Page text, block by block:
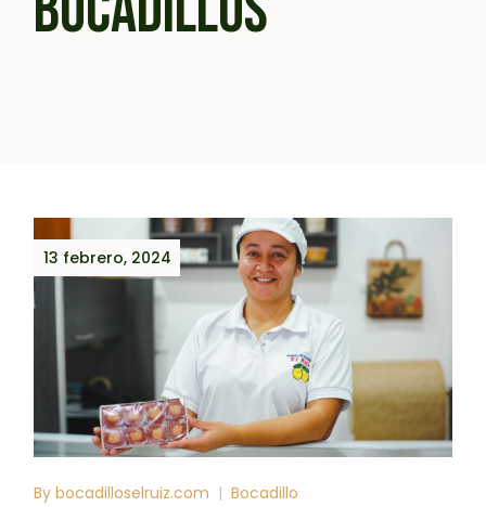
13 febrero, 2024
By bocadilloselruiz.com Bocadillo